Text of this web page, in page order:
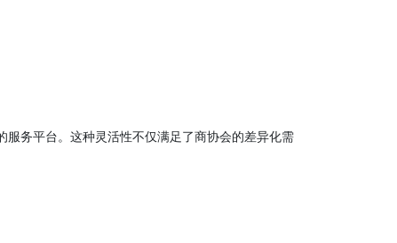
务平台。这种灵活性不仅满足了商协会的差异化需